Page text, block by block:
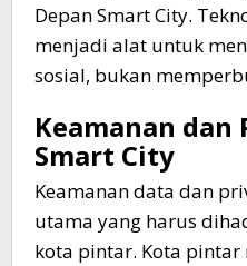
Depan Smart City.
menjadi alat untuk
sosial, bukan
Keamanan dan
Smart City
Keamanan data dan
utama yang harus
kota pintar. Kota